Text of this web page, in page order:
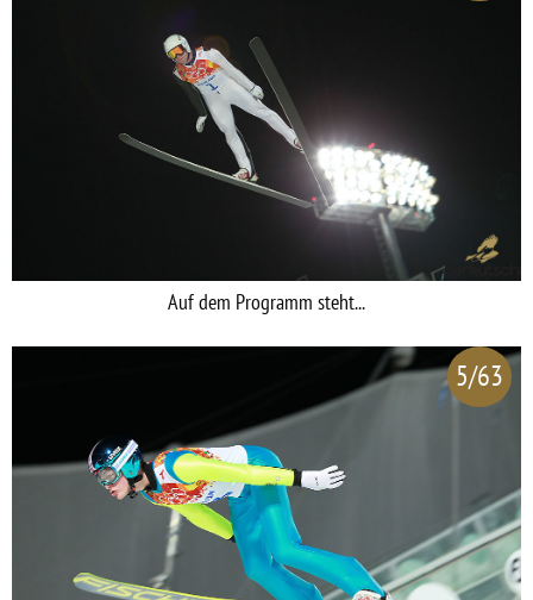
Auf dem Programm steht...
5/63